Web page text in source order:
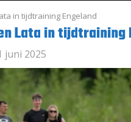
in tijdtraining Engeland
Lata in tijdtraining
juni 2025